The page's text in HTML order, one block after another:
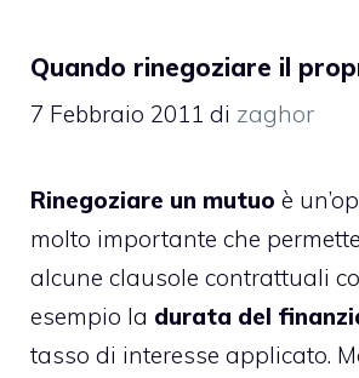
Quando rinegoziare il
7 Febbraio 2011 di zaghor
Rinegoziare un mutuo è
molto importante che
alcune clausole contrattuali
esempio la durata del
tasso di interesse applicato.